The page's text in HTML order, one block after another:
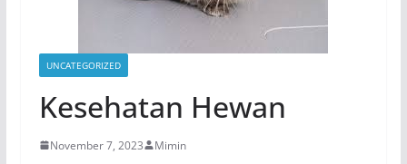
UNCATEGORIZED
Kesehatan Hewan
November 7, 2023 Mimin